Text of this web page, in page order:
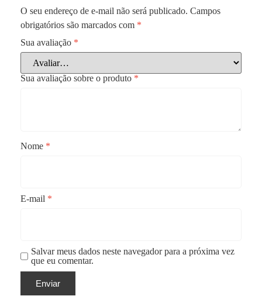
O seu endereço de e-mail não será publicado. Campos
obrigatórios são marcados com *
Sua avaliação *
Sua avaliação sobre o produto *
Nome *
E-mail *
Salvar meus dados neste navegador para a próxima vez
que eu comentar.